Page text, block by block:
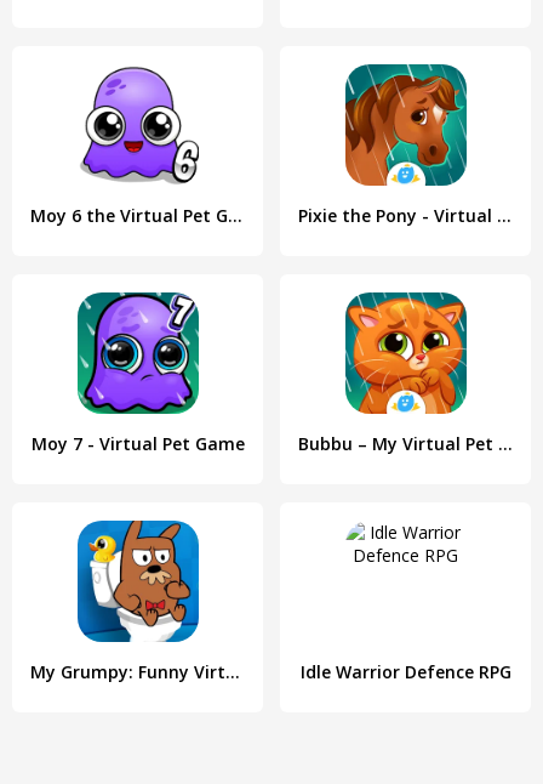
Moy 6 the Virtual Pet Game Pixie the Pony - Virtual Pet
Moy 7 - Virtual Pet Game Bubbu – My Virtual Pet Cat
My Grumpy: Funny Virtual Pet Idle Warrior Defence RPG